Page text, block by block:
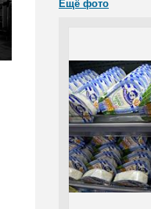
Ещё фото